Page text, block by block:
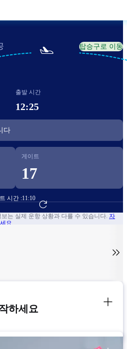
탑승구로 이동

출발 시간
12:25
다
게이트
17
시간 :11:10
예약하기
는 실제 운항 상황과 다를 수 있습니다. 자
요.

하세요